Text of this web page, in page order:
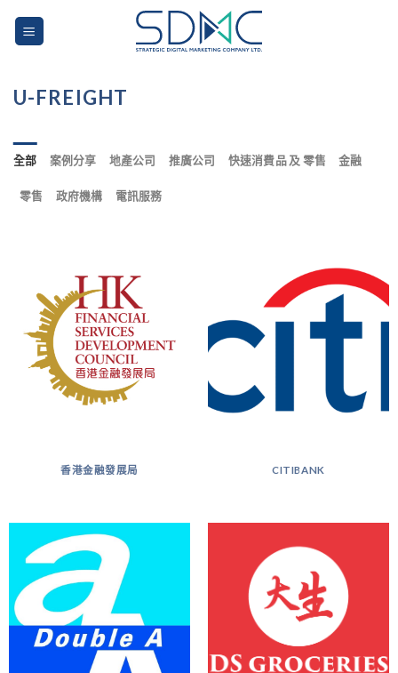
U-FREIGHT
全部 案例分享 地產公司 推廣公司 快速消費品 及 零售 金融
零售 政府機構 電訊服務
香港金融發展局 CITIBANK